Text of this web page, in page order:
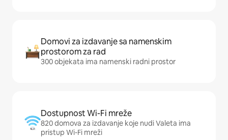
Domovi za izdavanje sa namenskim
prostorom za rad
300 objekata ima namenski radni prostor
Dostupnost Wi-Fi mreže
820 domova za izdavanje koje nudi Valeta ima
pristup Wi-Fi mreži